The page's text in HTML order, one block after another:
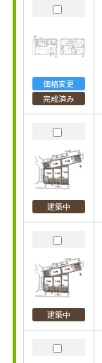
価格変更
完成済み
建築中
建築中